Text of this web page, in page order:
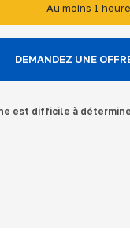
Au moins 1
DEMANDEZ UNE
est difficile à